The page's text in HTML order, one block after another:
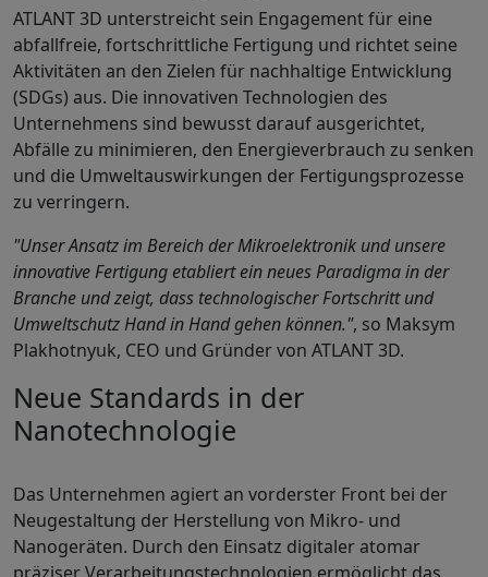
ATLANT 3D unterstreicht sein Engagement für eine
abfallfreie, fortschrittliche Fertigung und richtet seine
Aktivitäten an den Zielen für nachhaltige Entwicklung
(SDGs) aus. Die innovativen Technologien des
Unternehmens sind bewusst darauf ausgerichtet,
Abfälle zu minimieren, den Energieverbrauch zu senken
und die Umweltauswirkungen der Fertigungsprozesse
zu verringern.
"Unser Ansatz im Bereich der Mikroelektronik und unsere
innovative Fertigung etabliert ein neues Paradigma in der
Branche und zeigt, dass technologischer Fortschritt und
Umweltschutz Hand in Hand gehen können.", so Maksym
Plakhotnyuk, CEO und Gründer von ATLANT 3D.
Neue Standards in der
Nanotechnologie
Das Unternehmen agiert an vorderster Front bei der
Neugestaltung der Herstellung von Mikro- und
Nanogeräten. Durch den Einsatz digitaler atomar